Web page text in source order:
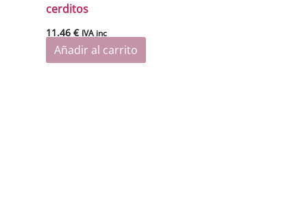
cerditos
11.46€ IVA inc
Añadir al carrito